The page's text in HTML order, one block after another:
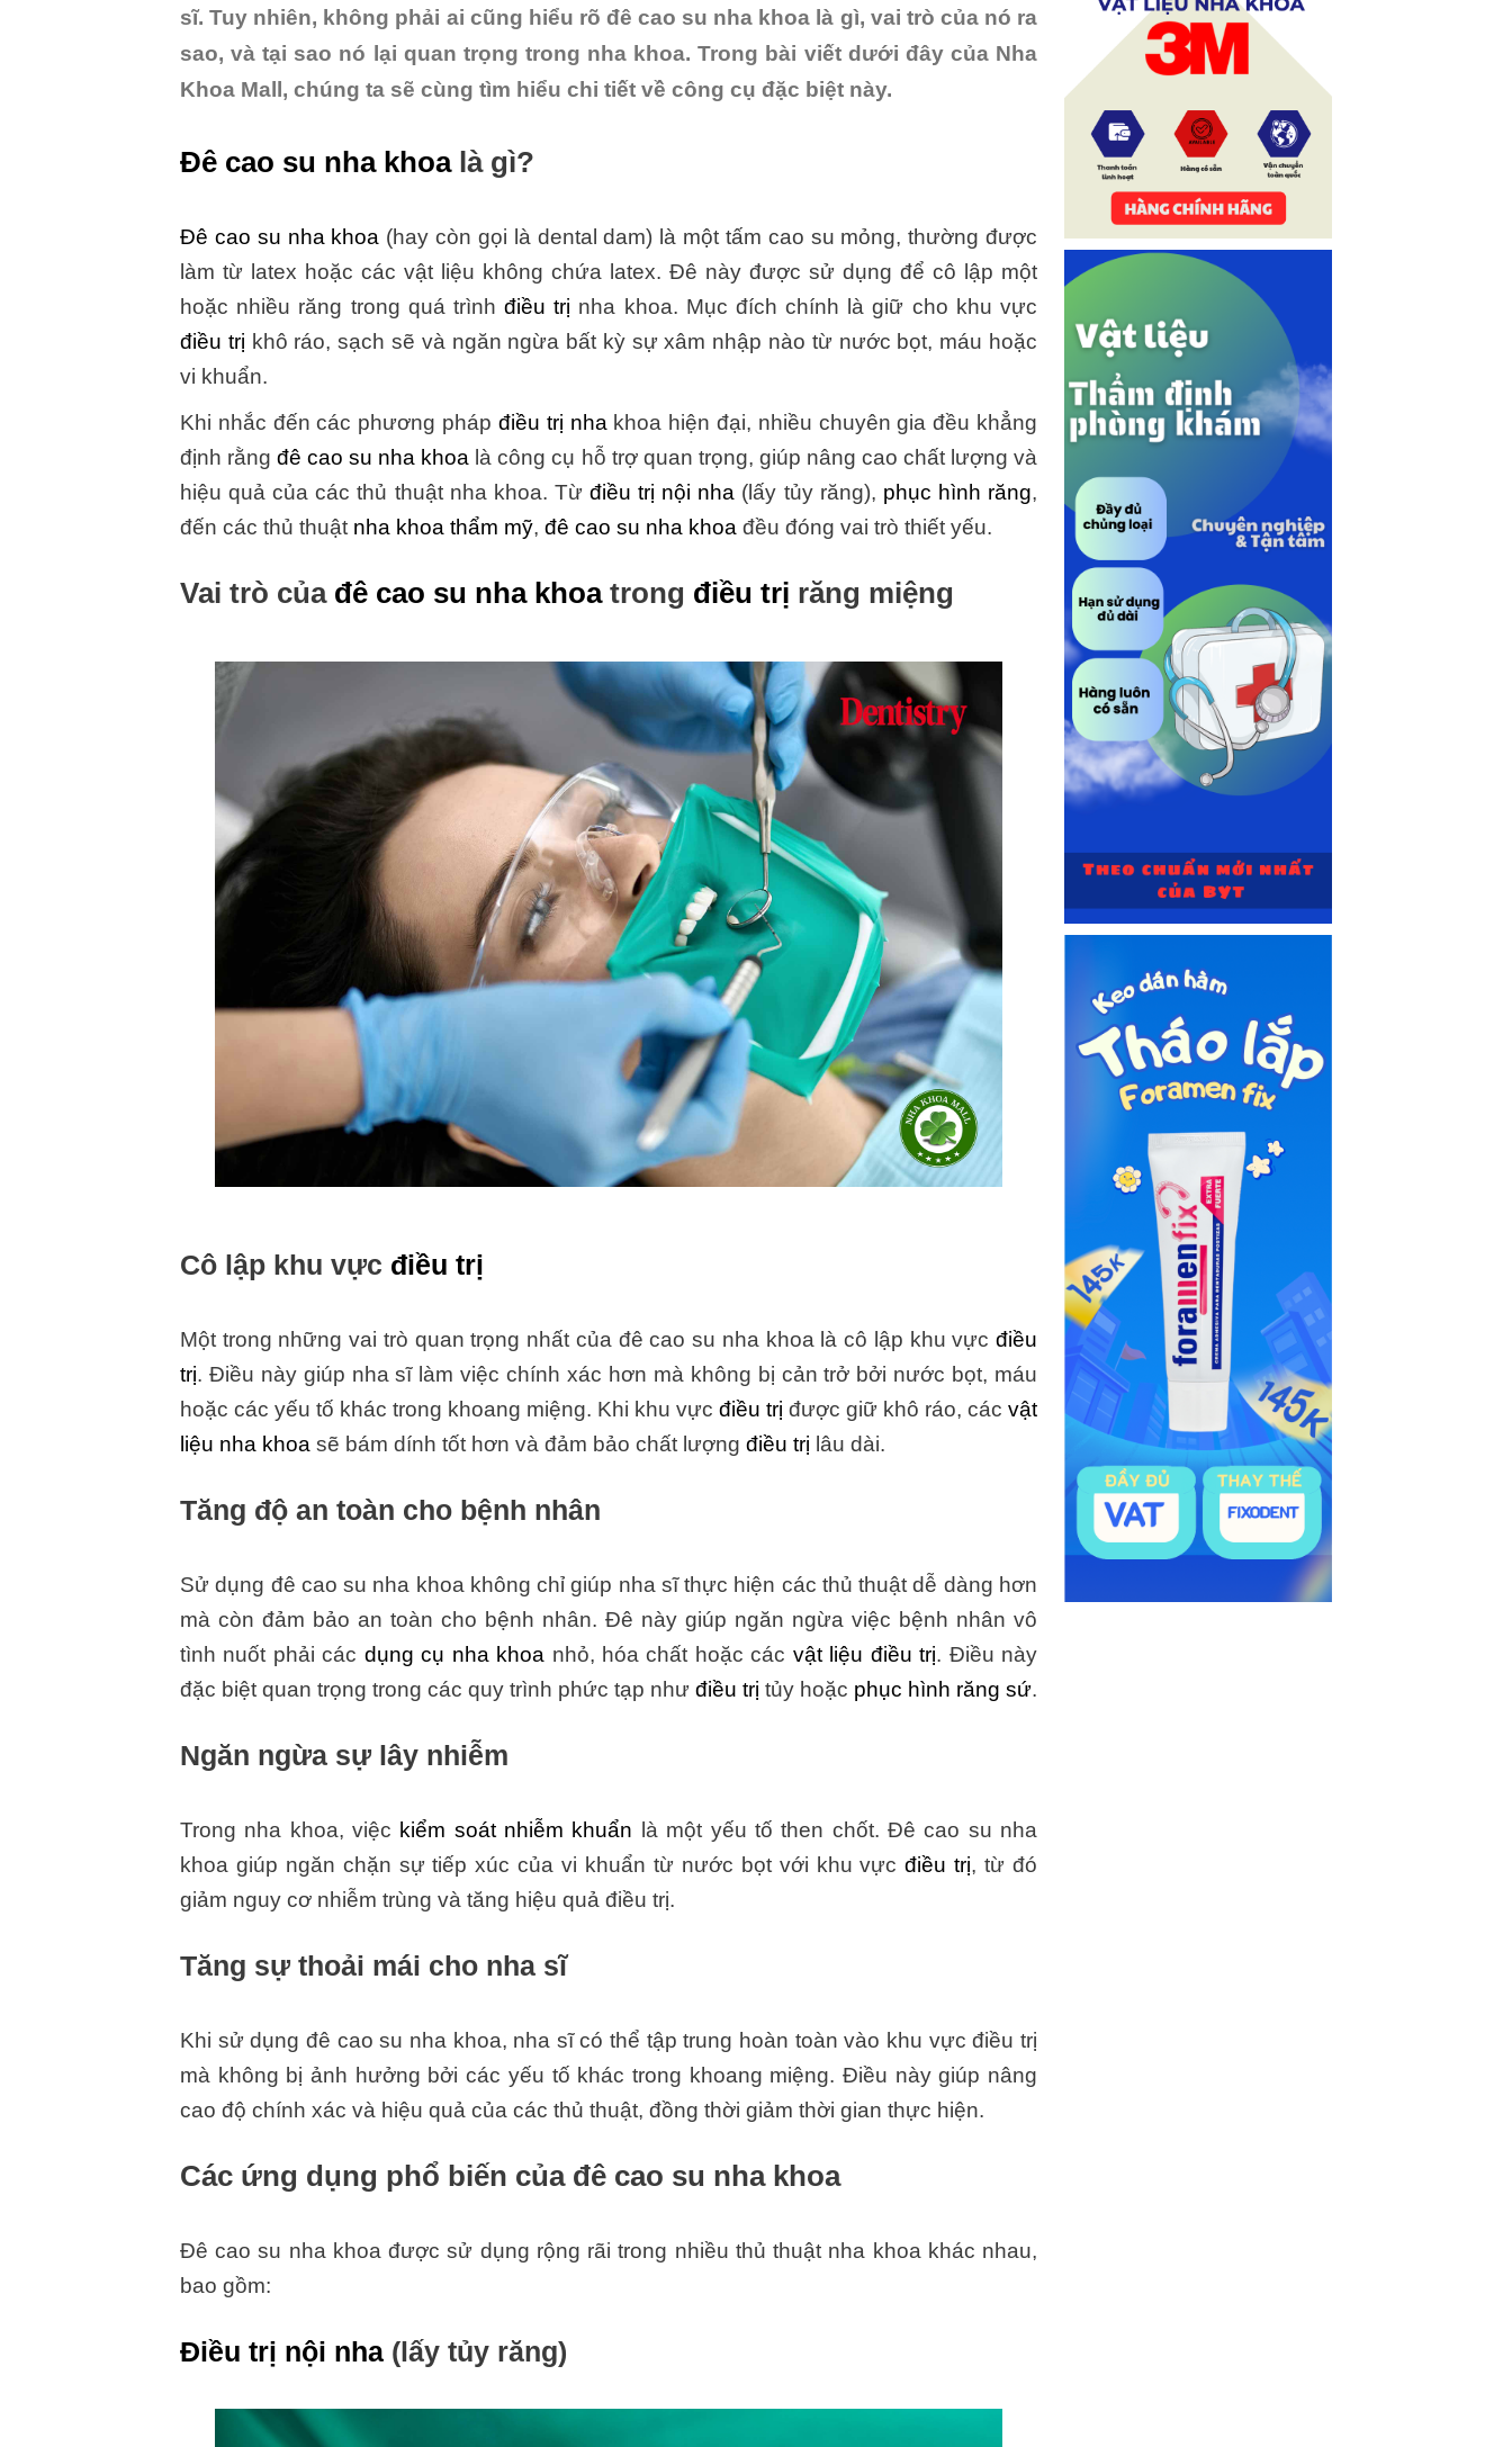
sĩ. Tuy nhiên, không phải ai cũng hiểu rõ đê cao su nha khoa là gì, vai trò của nó ra
sao, và tại sao nó lại quan trọng trong nha khoa. Trong bài viết dưới đây của Nha
Khoa Mall, chúng ta sẽ cùng tìm hiểu chi tiết về công cụ đặc biệt này.
Đê cao su nha khoalà gì?
Đê cao su nha khoa (hay còn gọi là dental dam) là một tấm cao su mỏng, thường được
làm từ latex hoặc các vật liệu không chứa latex. Đê này được sử dụng để cô lập một
hoặc nhiều răng trong quá trìnhđiều trị nha khoa. Mục đích chính là giữ cho khu vực
điều trị khô ráo, sạch sẽ và ngăn ngừa bất kỳ sự xâm nhập nào từ nước bọt, máu hoặc
vi khuẩn.
Khi nhắc đến các phương pháp điều trị nha khoa hiện đại, nhiều chuyên gia đều khẳng
định rằngđê cao su nha khoa là công cụ hỗ trợ quan trọng, giúp nâng cao chất lượng và
hiệu quả của các thủ thuật nha khoa. Từ điều trị nội nha (lấy tủy răng), phục hình răng,
đến các thủ thuật nha khoa thẩm mỹ, đê cao su nha khoa đều đóng vai trò thiết yếu.
Vai trò của đê cao su nha khoatrong điều trị răng miệng
Cô lập khu vực điều trị
Một trong những vai trò quan trọng nhất của đê cao su nha khoa là cô lập khu vực điều
trị. Điều này giúp nha sĩ làm việc chính xác hơn mà không bị cản trở bởi nước bọt, máu
hoặc các yếu tố khác trong khoang miệng. Khi khu vực điều trị được giữ khô ráo, các vật
liệu nha khoa sẽ bám dính tốt hơn và đảm bảo chất lượng điều trị lâu dài.
Tăng độ an toàn cho bệnh nhân
Sử dụng đê cao su nha khoa không chỉ giúp nha sĩ thực hiện các thủ thuật dễ dàng hơn
mà còn đảm bảo an toàn cho bệnh nhân. Đê này giúp ngăn ngừa việc bệnh nhân vô
tình nuốt phải các dụng cụ nha khoa nhỏ, hóa chất hoặc các vật liệu điều trị. Điều này
đặc biệt quan trọng trong các quy trình phức tạp như điều trị tủy hoặc phục hình răng sứ.
Ngăn ngừa sự lây nhiễm
Trong nha khoa, việc kiểm soát nhiễm khuẩn là một yếu tố then chốt. Đê cao su nha
khoa giúp ngăn chặn sự tiếp xúc của vi khuẩn từ nước bọt với khu vựcđiều trị, từ đó
giảm nguy cơ nhiễm trùng và tăng hiệu quả điều trị.
Tăng sự thoải mái cho nha sĩ
Khi sử dụng đê cao su nha khoa, nha sĩ có thể tập trung hoàn toàn vào khu vực điều trị
mà không bị ảnh hưởng bởi các yếu tố khác trong khoang miệng. Điều này giúp nâng
cao độ chính xác và hiệu quả của các thủ thuật, đồng thời giảm thời gian thực hiện.
Các ứng dụng phổ biến của đê cao su nha khoa
Đê cao su nha khoa được sử dụng rộng rãi trong nhiều thủ thuật nha khoa khác nhau,
bao gồm:
Điều trị nội nha (lấy tủy răng)